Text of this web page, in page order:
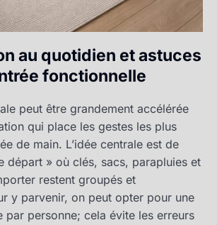
au quotidien et astuces
fonctionnelle
peut être grandement accélérée
qui place les gestes les plus
de main. L’idée centrale est de
départ » où clés, sacs, parapluies et
restent groupés et
y parvenir, on peut opter pour une
par personne; cela évite les erreurs